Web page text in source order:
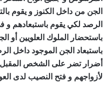
الجن من داخل الكنوز و يقوم
الرصد لكي يقوم باستبعادهم و
باستحضار الملوك العلويين أو
باستبعاد الجن الموجود داخل
أضرار تضر على الشخص
لأزواجهم و فتح النصيب لدى